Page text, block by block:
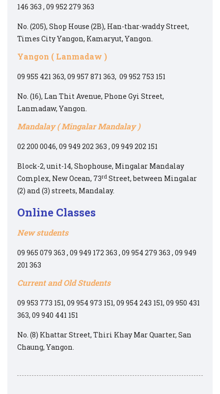
146 363 , 09 952 279 363
No. (205), Shop House (2B), Han-thar-waddy Street,
Times City Yangon, Kamaryut, Yangon.
Yangon ( Lanmadaw )
09 955 421 363, 09 957 871 363, 09 952 753 151
No. (16), Lan Thit Avenue, Phone Gyi Street,
Lanmadaw, Yangon.
Mandalay ( Mingalar Mandalay )
02 200 0046, 09 949 202 363 , 09 949 202 151
Block-2, unit-14, Shophouse, Mingalar Mandalay
Complex, New Ocean, 73rd Street, between Mingalar
(2) and (3) streets, Mandalay.
Online Classes
New students
09 965 079 363 , 09 949 172 363 , 09 954 279 363 , 09 949
201 363
Current and Old Students
09 953 773 151, 09 954 973 151, 09 954 243 151, 09 950 431
363, 09 940 441 151
No. (8) Khattar Street, Thiri Khay Mar Quarter, San
Chaung, Yangon.